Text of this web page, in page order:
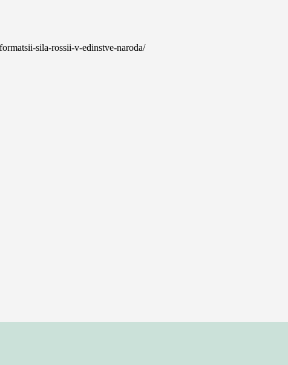
sila-rossii-v-edinstve-naroda/